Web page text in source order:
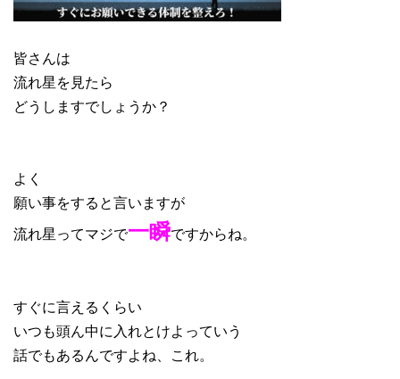
皆さんは
流れ星を見たら
どうしますでしょうか？
よく
願い事をすると言いますが
流れ星ってマジで一瞬ですからね。
すぐに言えるくらい
いつも頭ん中に入れとけよっていう
話でもあるんですよね、これ。